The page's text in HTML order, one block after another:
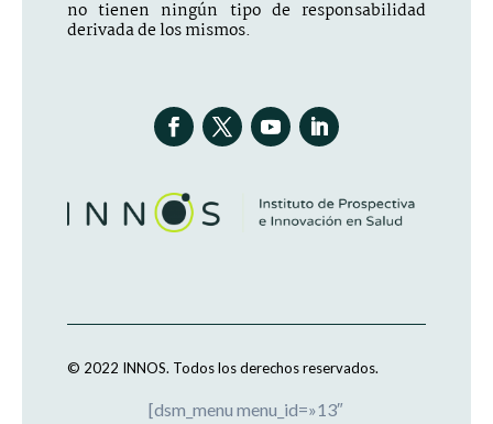
no tienen ningún tipo de responsabilidad
derivada de los mismos.
© 2022 INNOS. Todos los derechos reservados.
[dsm_menu menu_id=»13″